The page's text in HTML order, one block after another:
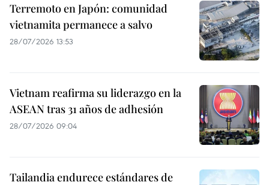
Terremoto en Japón: comunidad
vietnamita permanece a salvo
28/07/2026 13:53
Vietnam reafirma su liderazgo en la
ASEAN tras 31 años de adhesión
28/07/2026 09:04
Tailandia endurece estándares de